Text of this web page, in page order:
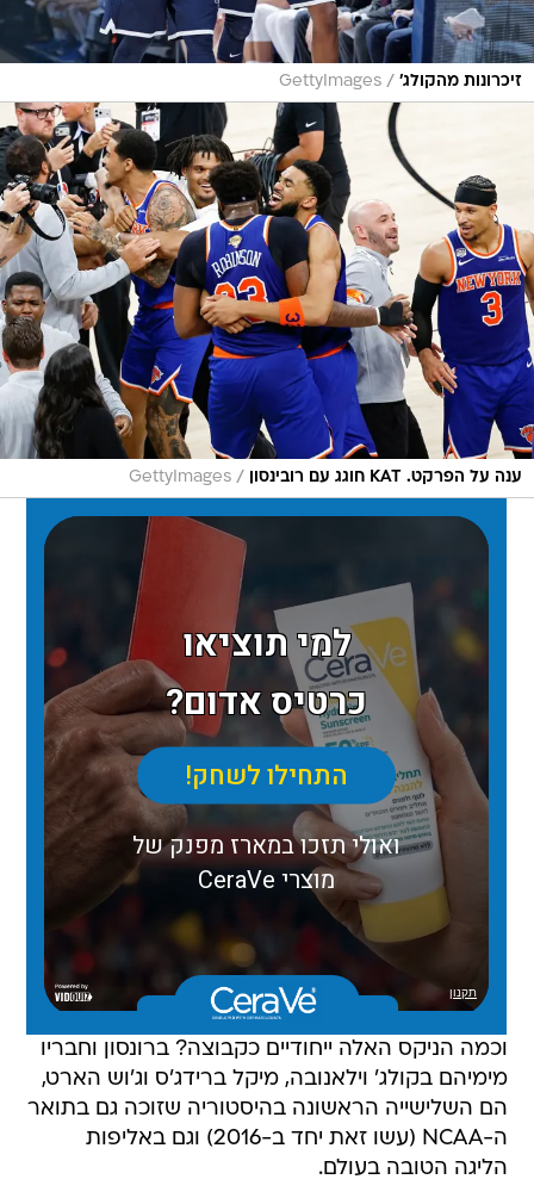
זיכרונות מהקולג' /
GettyImages
ענה על הפרקט. KAT חוגג עם רובינסון /
GettyImages
וכמה הניקס האלה ייחודיים כקבוצה? ברונסון וחבריו
מימיהם בקולג' וילאנובה, מיקל ברידג'ס וג'וש הארט,
הם השלישייה הראשונה בהיסטוריה שזוכה גם בתואר
ה-NCAA (עשו זאת יחד ב-2016) וגם באליפות
הליגה הטובה בעולם.